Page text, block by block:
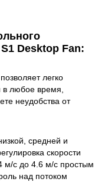
Desktop Fan:
легко
в любое время,
неудобства от
средней и
скорости
м/с до 4.6 м/с простым
над потоком